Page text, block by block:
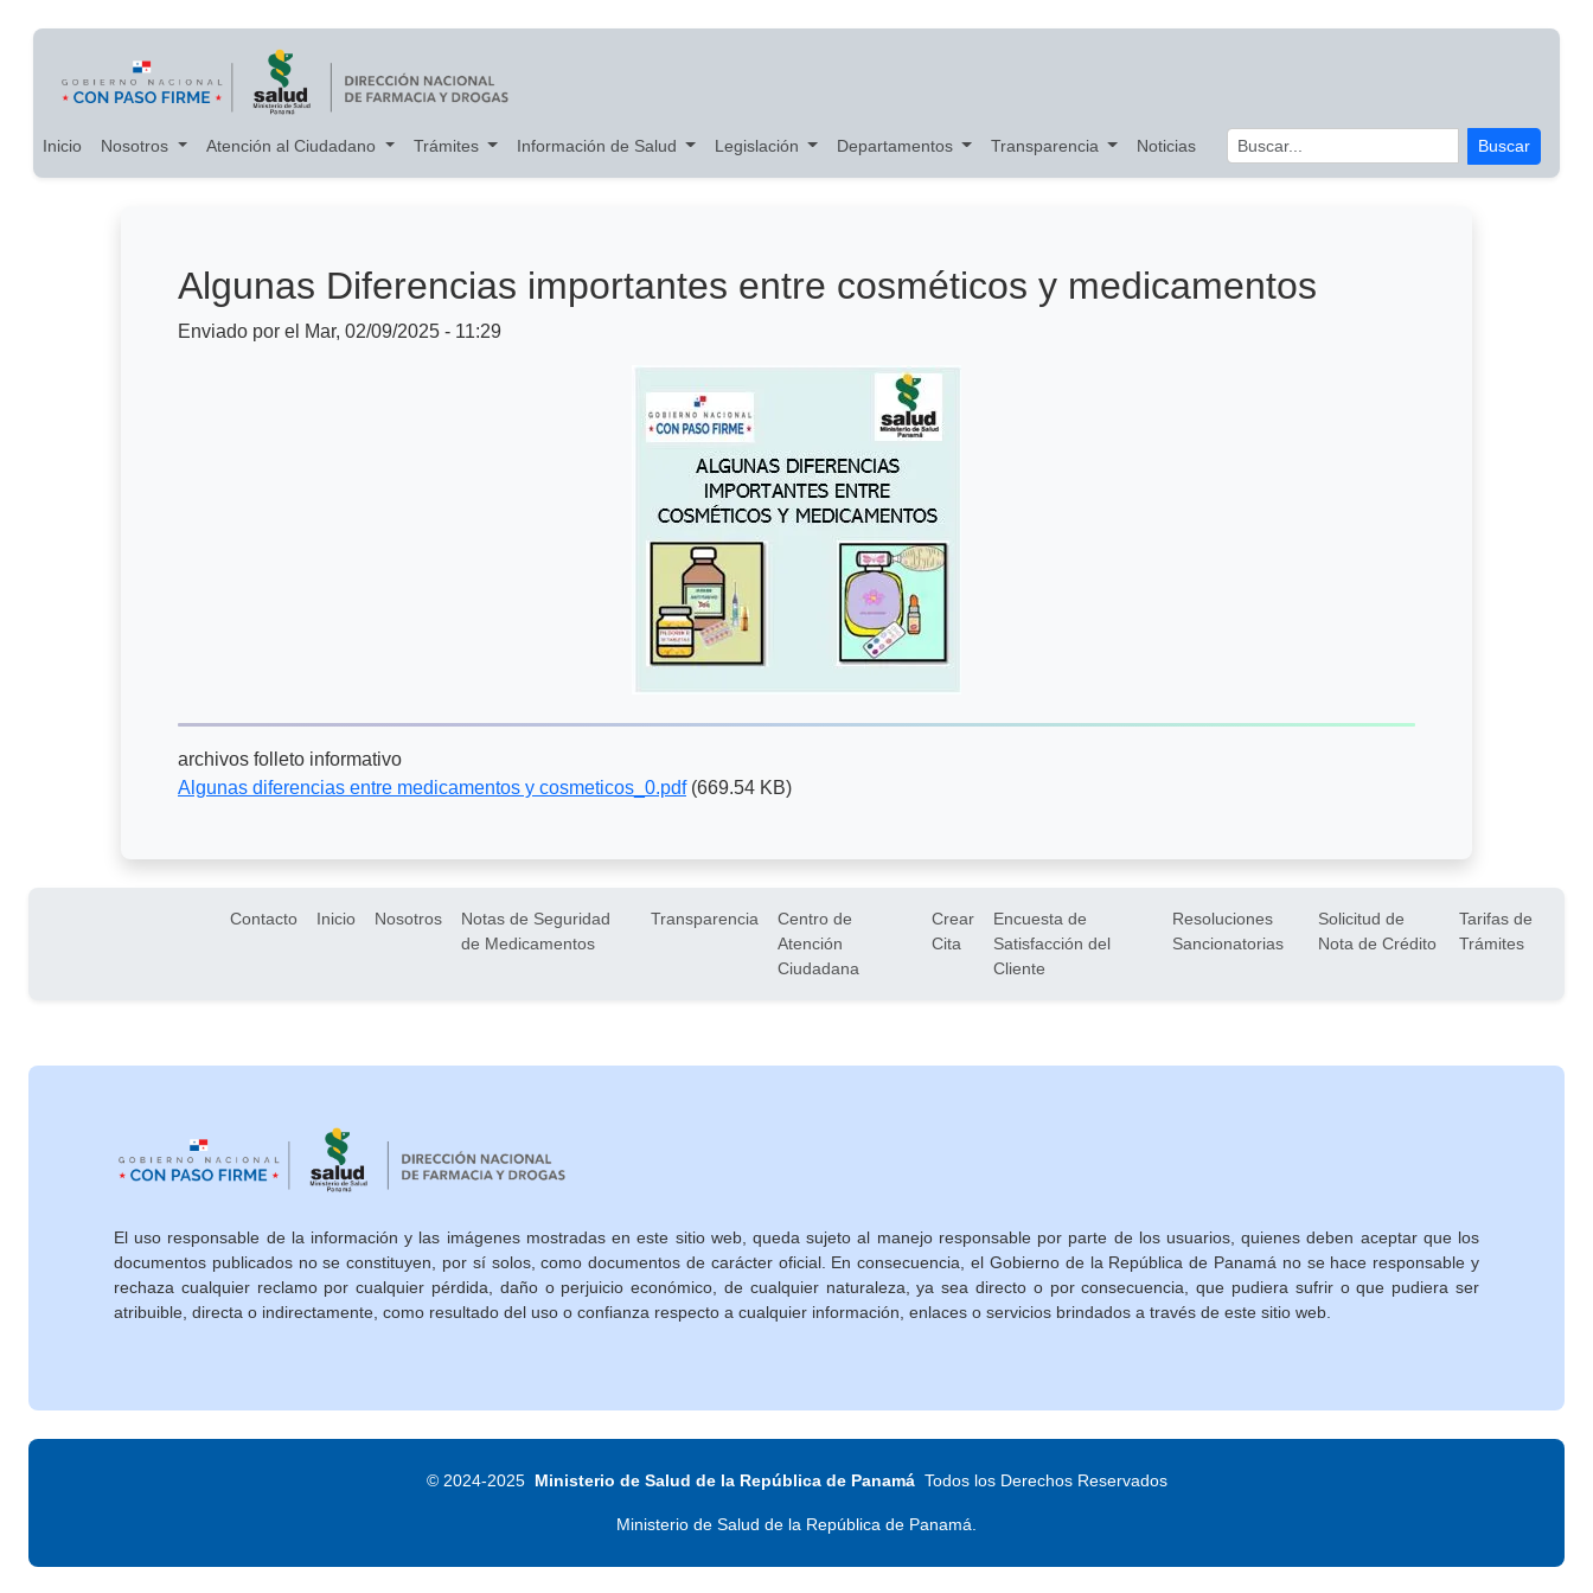
Pasar al contenido principal
Main navigation
Inicio Nosotros Atención al Ciudadano Trámites Información de Salud Legislación Departamentos Transparencia Noticias Buscar
Algunas Diferencias importantes entre cosméticos y medicamentos
Enviado por el Mar, 02/09/2025 - 11:29
archivos folleto informativo
Algunas diferencias entre medicamentos y cosmeticos_0.pdf (669.54 KB)
Pie de páginaContacto Inicio Nosotros
Notas de Seguridad
de Medicamentos
Transparencia
Centro de
Atención
Ciudadana
Crear
Cita
Encuesta de
Satisfacción del
Cliente
Resoluciones
Sancionatorias
Solicitud de
Nota de Crédito
Tarifas de
Trámites
El uso responsable de la información y las imágenes mostradas en este sitio web, queda sujeto al manejo responsable por parte de los usuarios, quienes deben aceptar que los
documentos publicados no se constituyen, por sí solos, como documentos de carácter oficial. En consecuencia, el Gobierno de la República de Panamá no se hace responsable y
rechaza cualquier reclamo por cualquier pérdida, daño o perjuicio económico, de cualquier naturaleza, ya sea directo o por consecuencia, que pudiera sufrir o que pudiera ser
atribuible, directa o indirectamente, como resultado del uso o confianza respecto a cualquier información, enlaces o servicios brindados a través de este sitio web.
© 2024-2025 Ministerio de Salud de la República de Panamá Todos los Derechos Reservados
Ministerio de Salud de la República de Panamá.